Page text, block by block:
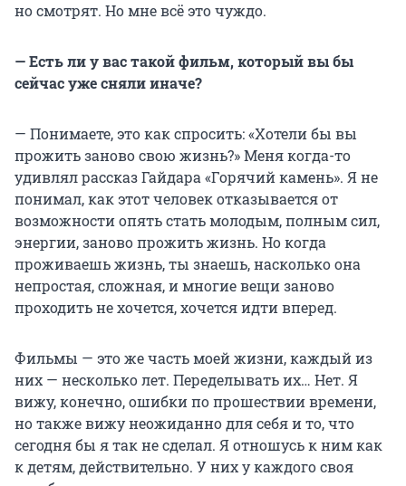
но смотрят. Но мне всё это чуждо.
— Есть ли у вас такой фильм, который вы бы
сейчас уже сняли иначе?
— Понимаете, это как спросить: «Хотели бы вы
прожить заново свою жизнь?» Меня когда-то
удивлял рассказ Гайдара «Горячий камень». Я не
понимал, как этот человек отказывается от
возможности опять стать молодым, полным сил,
энергии, заново прожить жизнь. Но когда
проживаешь жизнь, ты знаешь, насколько она
непростая, сложная, и многие вещи заново
проходить не хочется, хочется идти вперед.
Фильмы — это же часть моей жизни, каждый из
них — несколько лет. Переделывать их… Нет. Я
вижу, конечно, ошибки по прошествии времени,
но также вижу неожиданно для себя и то, что
сегодня бы я так не сделал. Я отношусь к ним как
к детям, действительно. У них у каждого своя